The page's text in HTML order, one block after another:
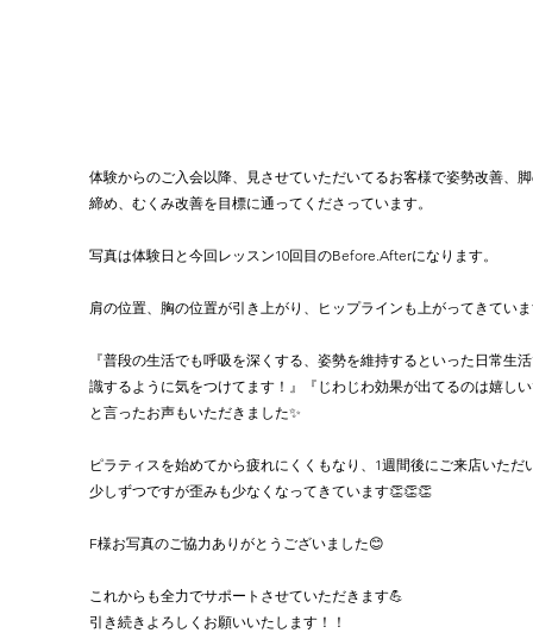
体験からのご入会以降、見させていただいてるお客様で姿勢改善、
締め、むくみ改善を目標に通ってくださっています。
写真は体験日と今回レッスン10回目のBefore.Afterになります。
肩の位置、胸の位置が引き上がり、ヒップラインも上がってきてい
『普段の生活でも呼吸を深くする、姿勢を維持するといった日常生
識するように気をつけてます！』『じわじわ効果が出てるのは嬉し
と言ったお声もいただきました✨
ピラティスを始めてから疲れにくくもなり、1週間後にご来店いただ
少しずつですが歪みも少なくなってきています👏👏👏
F様お写真のご協力ありがとうございました😊
これからも全力でサポートさせていただきます💪
引き続きよろしくお願いいたします！！